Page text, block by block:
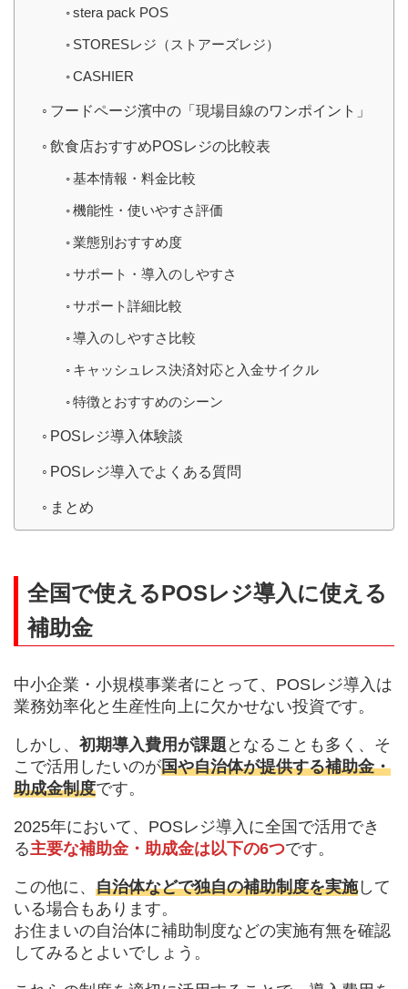
stera pack POS
STORESレジ（ストアーズレジ）
CASHIER
フードページ濱中の「現場目線のワンポイント」
飲食店おすすめPOSレジの比較表
基本情報・料金比較
機能性・使いやすさ評価
業態別おすすめ度
サポート・導入のしやすさ
サポート詳細比較
導入のしやすさ比較
キャッシュレス決済対応と入金サイクル
特徴とおすすめのシーン
POSレジ導入体験談
POSレジ導入でよくある質問
まとめ
全国で使えるPOSレジ導入に使える
補助金
中小企業・小規模事業者にとって、POSレジ導入は
業務効率化と生産性向上に欠かせない投資です。
しかし、 初期導入費用が課題 となることも多く、そ
こで活用したいのが国や自治体が提供する補助金・
助成金制度です。
2025年において、POSレジ導入に全国で活用でき
る主要な補助金・助成金は以下の6つです。
この他に、 自治体などで独自の補助制度を実施して
いる場合もあります。
お住まいの自治体に補助制度などの実施有無を確認
してみるとよいでしょう。